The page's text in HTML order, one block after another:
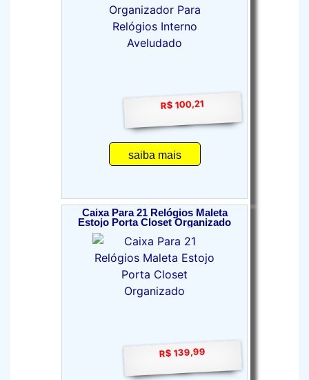
R$ 100,21
saiba mais
Caixa Para 21 Relógios Maleta
Estojo Porta Closet Organizado
R$ 139,99